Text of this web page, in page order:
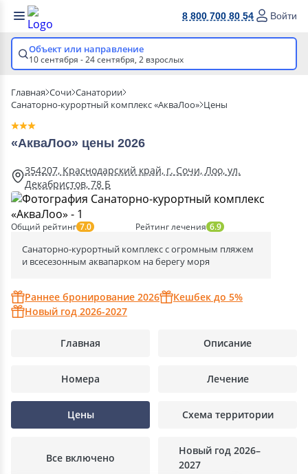
8 800 700 80 54 Войти
Объект или направление
10 сентября - 24 сентября, 2 взрослых
Главная Сочи Санатории
Санаторно-курортный комплекс «АкваЛоо» Цены
«АкваЛоо» цены 2026
354207, Краснодарский край, г. Сочи, Лоо, ул.
Декабристов, 78 Б
Рейтинг лечения 6.9
Общий рейтинг 7.0
Санаторно-курортный комплекс с огромным пляжем
и всесезонным аквапарком на берегу моря
Раннее бронирование 2026
Кешбек до 5%
Новый год 2026-2027
Главная Описание
Номера Лечение
Цены Схема территории
Все включено
Новый год 2026–
2027